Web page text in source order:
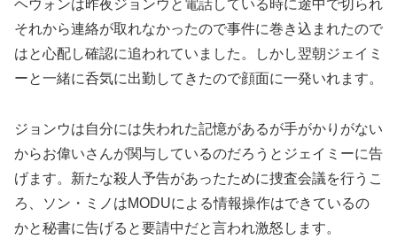
ヘウォンは昨夜ジョンウと電話している時に途中で切られ
それから連絡が取れなかったので事件に巻き込まれたので
はと心配し確認に追われていました。しかし翌朝ジェイミ
ーと一緒に呑気に出勤してきたので顔面に一発いれます。
ジョンウは自分には失われた記憶があるが手がかりがない
からお偉いさんが関与しているのだろうとジェイミーに告
げます。新たな殺人予告があったために捜査会議を行うこ
ろ、ソン・ミノはMODUによる情報操作はできているの
かと秘書に告げると要請中だと言われ激怒します。